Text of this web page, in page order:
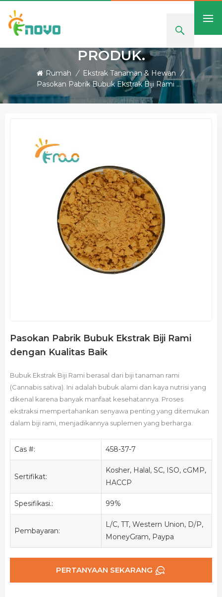
PRODUK.
Rumah / Ekstrak Tanaman & Hewan /
Pasokan Pabrik Bubuk Ekstrak Biji Rami Dengan Kualitas Baik
Pasokan Pabrik Bubuk Ekstrak Biji Rami
dengan Kualitas Baik
Bubuk Ekstrak Biji Rami berasal dari biji tanaman rami
(Cannabis sativa). Ini adalah bubuk alami dan kaya nutrisi yang
dikenal karena banyak manfaat kesehatannya. Proses
ekstraksi mempertahankan senyawa penting yang ditemukan
dalam biji rami, menjadikannya suplemen yang berharga.
Cas #: 458-37-7
Sertifikat:
Kosher, Halal, SC, ISO, cGMP,
HACCP
Spesifikasi.: 99%
Pembayaran:
L/C, TT, Western Union, D/P,
MoneyGram, Paypa
PERTANYAAN SEKARANG